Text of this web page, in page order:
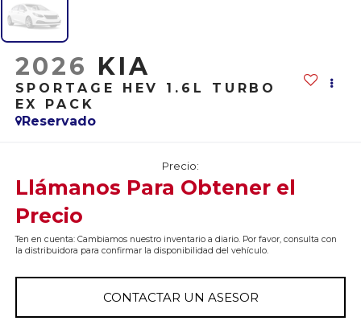
2026 KIA
SPORTAGE HEV 1.6L TURBO
EX PACK
Reservado
Precio:
Llámanos Para Obtener el
Precio
Ten en cuenta: Cambiamos nuestro inventario a diario. Por favor, consulta con
la distribuidora para confirmar la disponibilidad del vehículo.
CONTACTAR UN ASESOR